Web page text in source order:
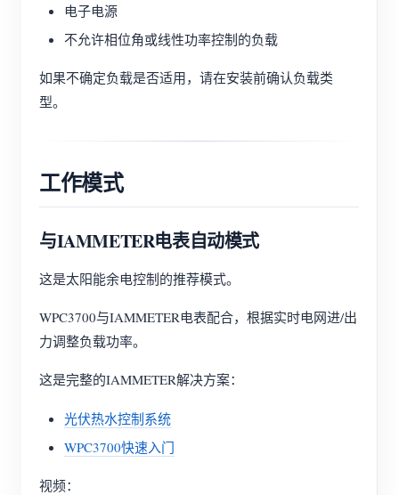
电子电源
不允许相位角或线性功率控制的负载
如果不确定负载是否适用，请在安装前确认负载类
型。
工作模式
与IAMMETER电表自动模式
这是太阳能余电控制的推荐模式。
WPC3700与IAMMETER电表配合，根据实时电网进/出
力调整负载功率。
这是完整的IAMMETER解决方案：
光伏热水控制系统
WPC3700快速入门
视频：